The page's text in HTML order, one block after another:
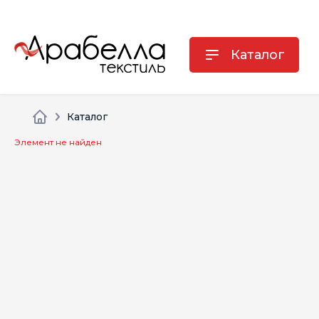
Каталог
Каталог
Элемент не найден